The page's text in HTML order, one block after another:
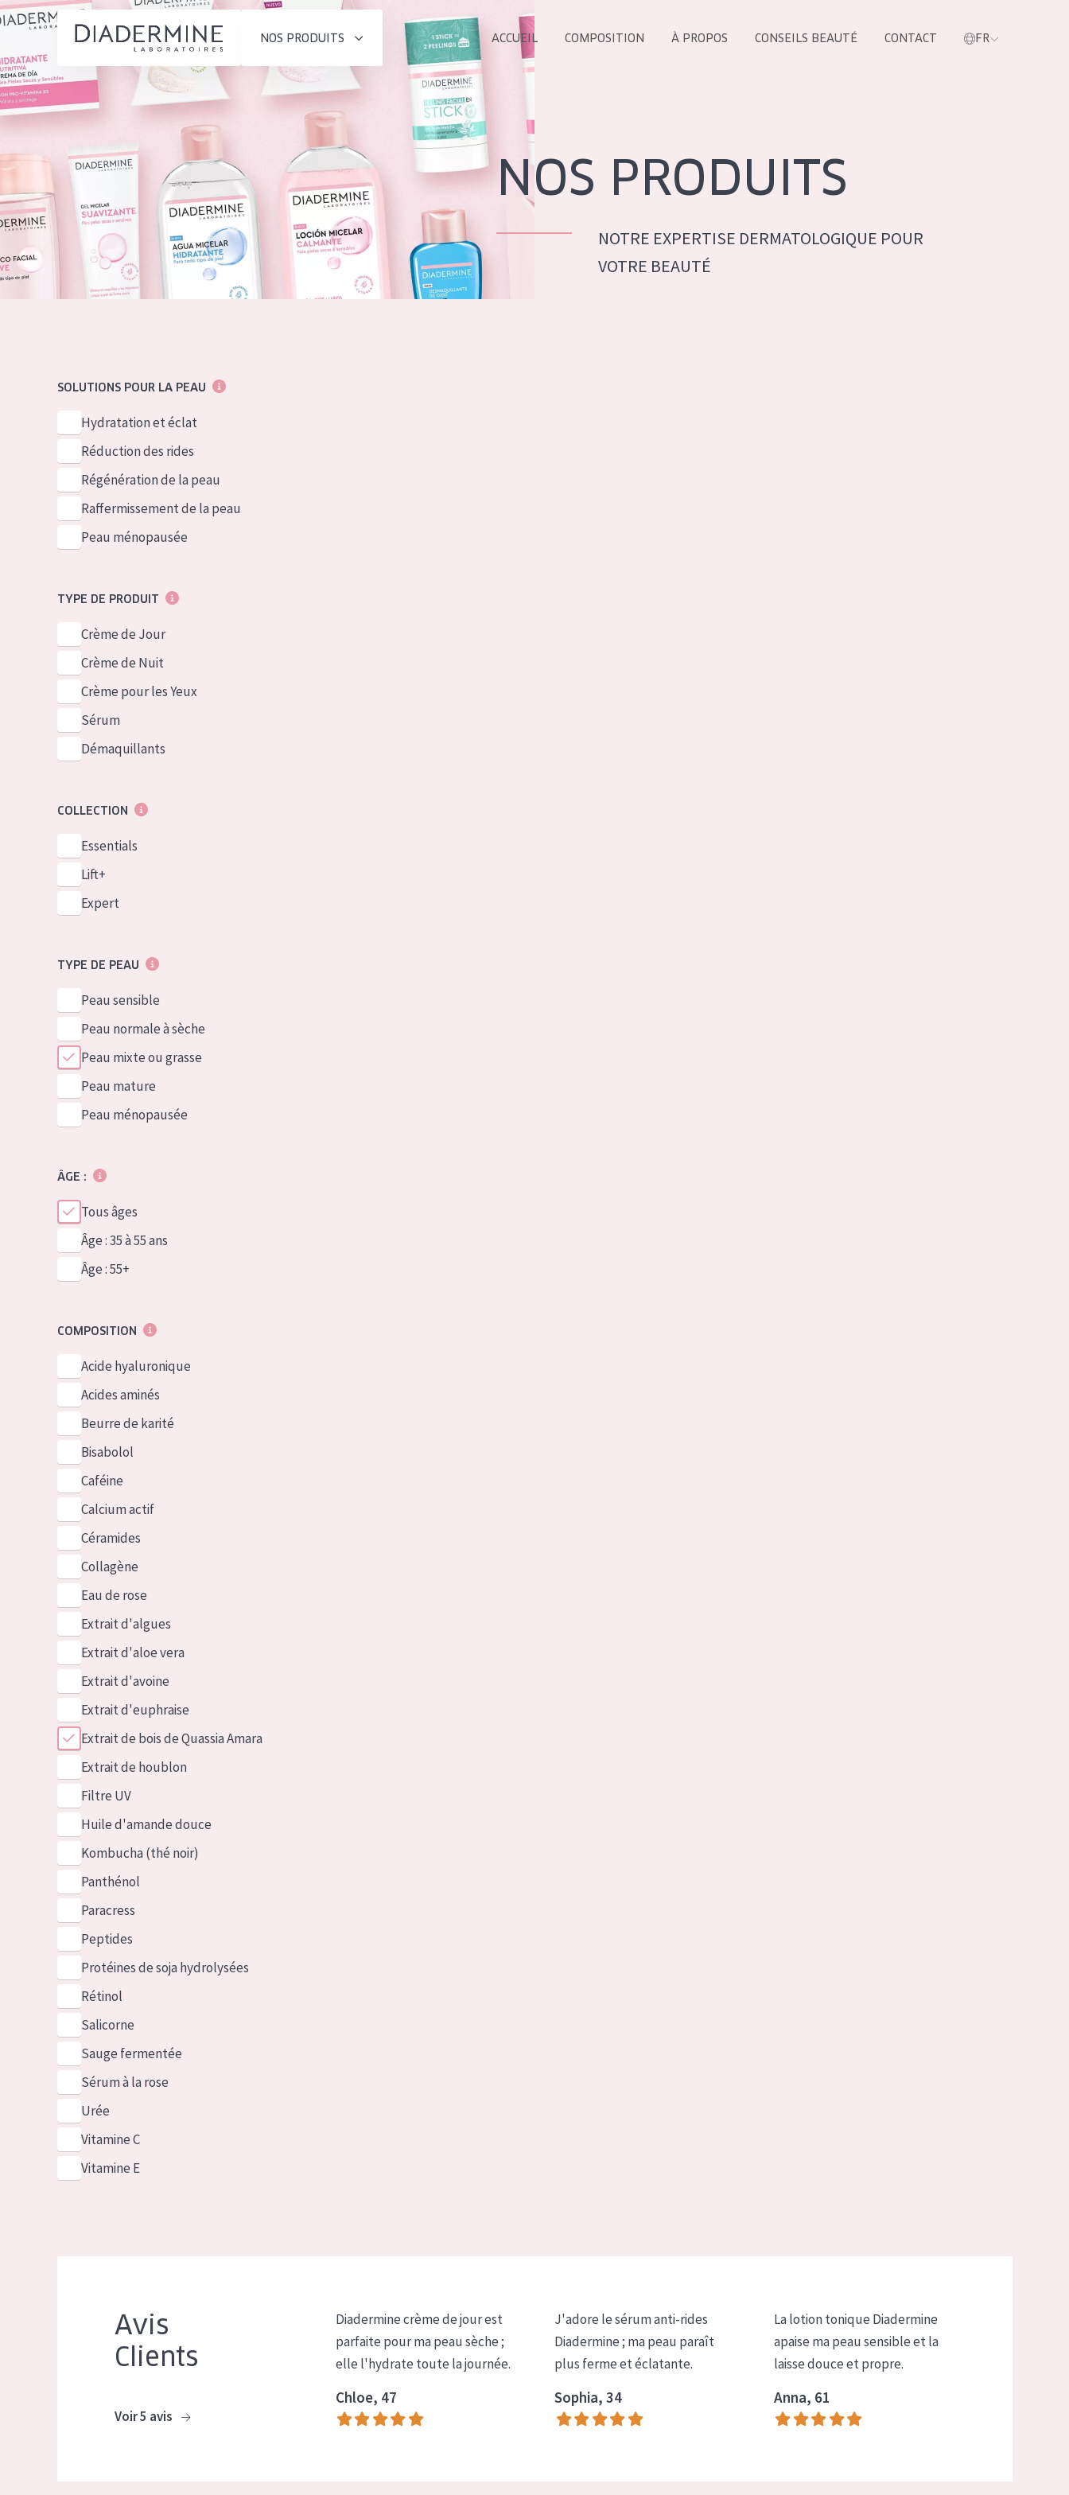
NOS PRODUITS
Hydratation et éclat
Réduction des rides
Régénération de la peau
Raffermissement de la
peau
Peau ménopausée
TYPE DE PRODUIT
Crème de Jour
Crème de Nuit
Crème pour les Yeux
Sérum
Démaquillants
COLLECTION
Essentials
Lift+
Expert
ACCUEIL COMPOSITION À PROPOS CONSEILS BEAUTÉ CONTACT FR
Composition
À propos
Conseils Beauté
Contact
English
Spanish
NOS PRODUITS
NOTRE EXPERTISE DERMATOLOGIQUE POUR
VOTRE BEAUTÉ
SOLUTIONS POUR LA PEAU
Hydratation et éclat
Réduction des rides
Régénération de la peau
Raffermissement de la peau
Peau ménopausée
TYPE DE PRODUIT
Crème de Jour
Crème de Nuit
Crème pour les Yeux
Sérum
Démaquillants
COLLECTION
Essentials
Lift+
Expert
TYPE DE PEAU
Peau sensible
Peau normale à sèche
Peau mixte ou grasse
Peau mature
Peau ménopausée
ÂGE :
Tous âges
Âge : 35 à 55 ans
Âge : 55+
COMPOSITION
Acide hyaluronique
Acides aminés
Beurre de karité
Bisabolol
Caféine
Calcium actif
Céramides
Collagène
Eau de rose
Extrait d'algues
Extrait d'aloe vera
Extrait d'avoine
Extrait d'euphraise
Extrait de bois de Quassia Amara
Extrait de houblon
Filtre UV
Huile d'amande douce
Kombucha (thé noir)
Panthénol
Paracress
Peptides
Protéines de soja hydrolysées
Rétinol
Salicorne
Sauge fermentée
Sérum à la rose
Urée
Vitamine C
Vitamine E
Avis
Clients
Voir 5 avis
Diadermine crème de jour est
parfaite pour ma peau sèche ;
elle l'hydrate toute la journée.
Chloe, 47
J'adore le sérum anti-rides
Diadermine ; ma peau paraît
plus ferme et éclatante.
Sophia, 34
La lotion tonique Diadermine
apaise ma peau sensible et la
laisse douce et propre.
Anna, 61